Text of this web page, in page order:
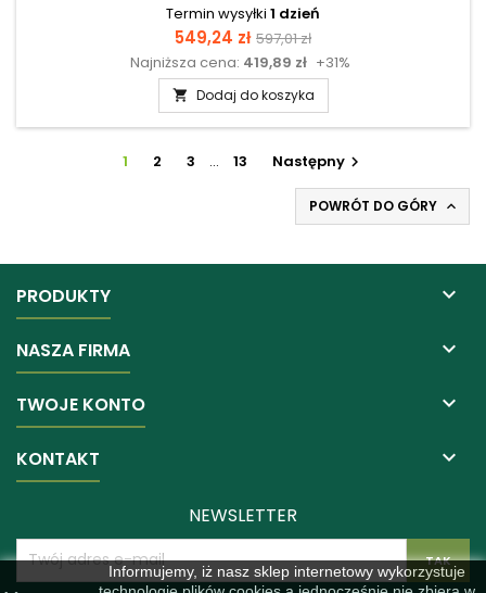
Termin wysyłki 1 dzień
Cena
549,24 zł Cena
podstawowa
597,01 zł
Najniższa cena: 419,89 zł +31%
 Dodaj do koszyka
1 2 3 … 13 Następny
POWRÓT DO GÓRY 
PRODUKTY 
NASZA FIRMA 
TWOJE KONTO 
KONTAKT 
Informujemy, iż nasz sklep internetowy wykorzystuje
NEWSLETTER